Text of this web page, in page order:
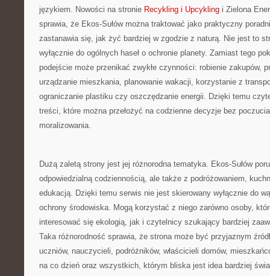
językiem. Nowości na stronie Recykling i Upcykling i Zielona
sprawia, że Ekos-Sułów można traktować jako praktyczny
zastanawia się, jak żyć bardziej w zgodzie z naturą. Nie jest to
wyłącznie do ogólnych haseł o ochronie planety. Zamiast tego
podejście może przenikać zwykłe czynności: robienie zakupów,
urządzanie mieszkania, planowanie wakacji, korzystanie z
ograniczanie plastiku czy oszczędzanie energii. Dzięki temu
treści, które można przełożyć na codzienne decyzje bez
moralizowania.
Dużą zaletą strony jest jej różnorodna tematyka. Ekos-Sułów
odpowiedzialną codziennością, ale także z podróżowaniem,
edukacją. Dzięki temu serwis nie jest skierowany wyłącznie do
ochrony środowiska. Mogą korzystać z niego zarówno osoby,
interesować się ekologią, jak i czytelnicy szukający bardziej
Taka różnorodność sprawia, że strona może być przyjaznym
uczniów, nauczycieli, podróżników, właścicieli domów,
na co dzień oraz wszystkich, którym bliska jest idea bardziej